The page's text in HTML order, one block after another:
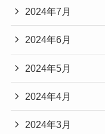
2024年7月
2024年6月
2024年5月
2024年4月
2024年3月